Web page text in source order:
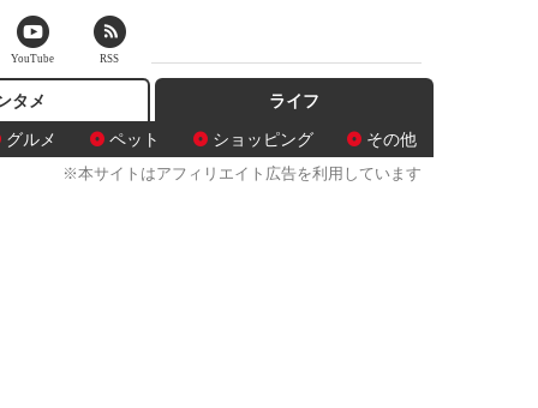
タメ
ライフ
グルメ
ペット ショッピング その他
※本サイトはアフィリエイト広告を利用しています
YouTube RSS